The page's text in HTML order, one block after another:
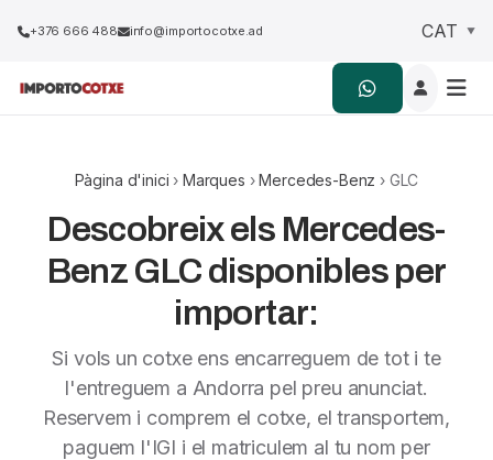
+376 666 488 info@importocotxe.ad
Pàgina d'inici › Marques ›Mercedes-Benz › GLC
Descobreix els Mercedes-
Benz GLC disponibles per
importar:
Si vols un cotxe ens encarreguem de tot i te
l'entreguem a Andorra pel preu anunciat.
Reservem i comprem el cotxe, el transportem,
paguem l'IGI i el matriculem al tu nom per